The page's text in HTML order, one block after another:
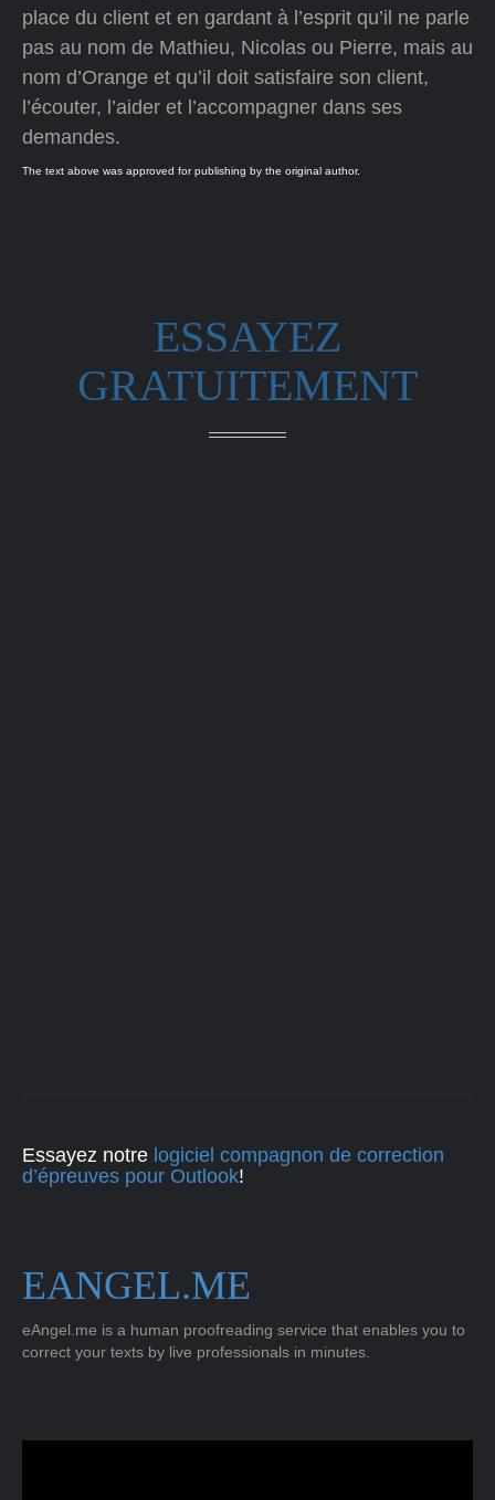
place du client et en gardant à l’esprit qu’il ne parle
pas au nom de Mathieu, Nicolas ou Pierre, mais au
nom d’Orange et qu’il doit satisfaire son client,
l’écouter, l’aider et l’accompagner dans ses
demandes.
The text above was approved for publishing by the original author.
ESSAYEZ
GRATUITEMENT
Essayez notre logiciel compagnon de correction
d’épreuves pour Outlook!
EANGEL.ME
eAngel.me is a human proofreading service that enables you to
correct your texts by live professionals in minutes.